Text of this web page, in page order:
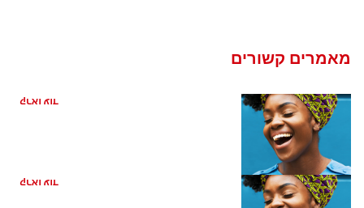
מאמרים קשורים
קראו עוד
קראו עוד